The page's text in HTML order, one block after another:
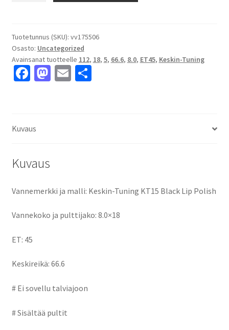
Lip
Polish
8.0x18"
5x112
Tuotetunnus (SKU): vv175506
Osasto: Uncategorized
Avainsanat tuotteelle 112, 18, 5, 66.6, 8.0, ET45, Keskin-Tuning
Fa
o
M E S
Kuvaus
Kuvaus
Vannemerkki ja malli: Keskin-Tuning KT15 Black Lip Polish
Vannekoko ja pulttijako: 8.0×18
ET: 45
Keskireikä: 66.6
# Ei sovellu talviajoon
# Sisältää pultit